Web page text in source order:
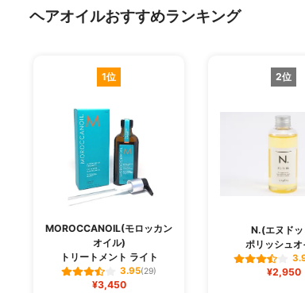
ヘアオイルおすすめランキング
1位
MOROCCANOIL(モロッカン
オイル)
トリートメント ライト
3.95(29)
¥3,450
2位
N.(エヌド
ポリッシュオ
¥2,950